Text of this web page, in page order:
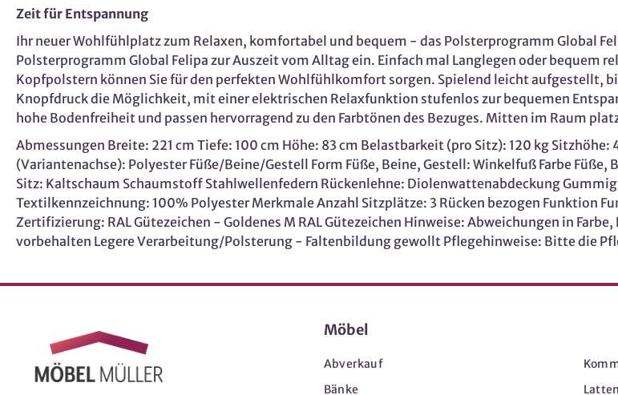
Zeit für Entspannung
Ihr neuer Wohlfühlplatz zum Relaxen, komfortabel und bequem - das Polsterprogramm Global
Polsterprogramm Global Felipa zur Auszeit vom Alltag ein. Einfach mal Langlegen oder bequem
Kopfpolstern können Sie für den perfekten Wohlfühlkomfort sorgen. Spielend leicht aufgestellt,
Knopfdruck die Möglichkeit, mit einer elektrischen Relaxfunktion stufenlos zur bequemen
hohe Bodenfreiheit und passen hervorragend zu den Farbtönen des Bezuges. Mitten im Raum
Abmessungen Breite: 221 cm Tiefe: 100 cm Höhe: 83 cm Belastbarkeit (pro Sitz): 120 kg
(Variantenachse): Polyester Füße/Beine/Gestell Form Füße, Beine, Gestell: Winkelfuß Farbe
Sitz: Kaltschaum Schaumstoff Stahlwellenfedern Rückenlehne: Diolenwattenabdeckung
Textilkennzeichnung: 100% Polyester Merkmale Anzahl Sitzplätze: 3 Rücken bezogen Funktion
Zertifizierung: RAL Gütezeichen - Goldenes M RAL Gütezeichen Hinweise: Abweichungen in
vorbehalten Legere Verarbeitung/Polsterung - Faltenbildung gewollt Pflegehinweise: Bitte die
Möbel
Abverkauf
Bänke